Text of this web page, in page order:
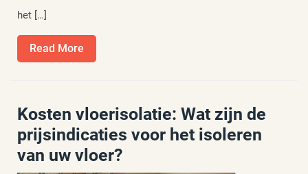
het […]
Read More
More
Kosten vloerisolatie: Wat zijn de
prijsindicaties voor het isoleren
van uw vloer?